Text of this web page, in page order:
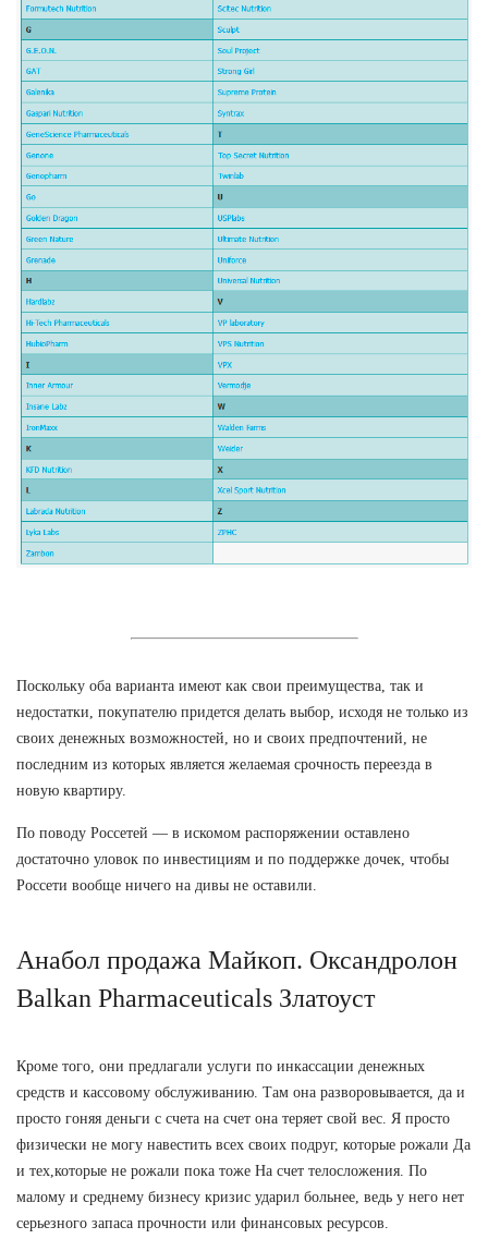
Поскольку оба варианта имеют как свои преимущества, так и
недостатки, покупателю придется делать выбор, исходя не только из
своих денежных возможностей, но и своих предпочтений, не
последним из которых является желаемая срочность переезда в
новую квартиру.
По поводу Россетей — в искомом распоряжении оставлено
достаточно уловок по инвестициям и по поддержке дочек, чтобы
Россети вообще ничего на дивы не оставили.
Анабол продажа Майкоп. Оксандролон
Balkan Pharmaceuticals Златоуст
Кроме того, они предлагали услуги по инкассации денежных
средств и кассовому обслуживанию. Там она разворовывается, да и
просто гоняя деньги с счета на счет она теряет свой вес. Я просто
физически не могу навестить всех своих подруг, которые рожали Да
и тех,которые не рожали пока тоже На счет телосложения. По
малому и среднему бизнесу кризис ударил больнее, ведь у него нет
серьезного запаса прочности или финансовых ресурсов.